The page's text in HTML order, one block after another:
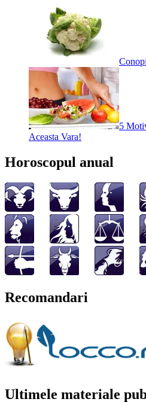
5
Aceasta Vara!
Horoscopul anual
Recomandari
Ultimele materiale